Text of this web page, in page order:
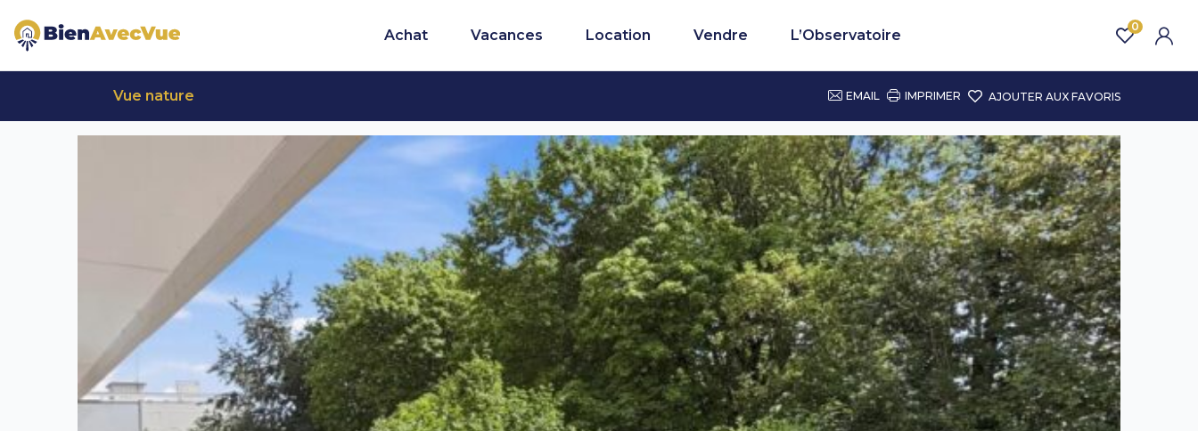
Achat
Vacances Location Vendre L’Observatoire
0
Vue nature EMAIL IMPRIMER AJOUTER AUX FAVORIS